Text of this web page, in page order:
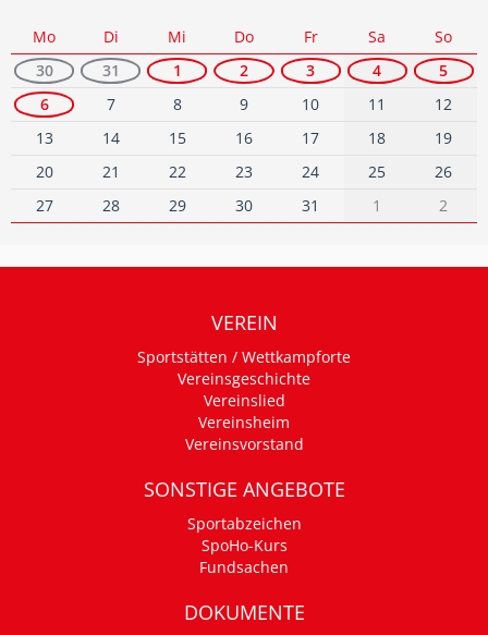
Mo Di Mi Do Fr Sa
So
30
31 1 2 3 4
5
6
7 8 9 10 11
12
13
14 15 16 17 18
19
20
21 22 23 24 25
26
27
28 29 30 31 1 2
VEREIN
Sportstätten / Wettkampforte
Vereinsgeschichte
Vereinslied
Vereinsheim
Vereinsvorstand
SONSTIGE ANGEBOTE
Sportabzeichen
SpoHo-Kurs
Fundsachen
DOKUMENTE